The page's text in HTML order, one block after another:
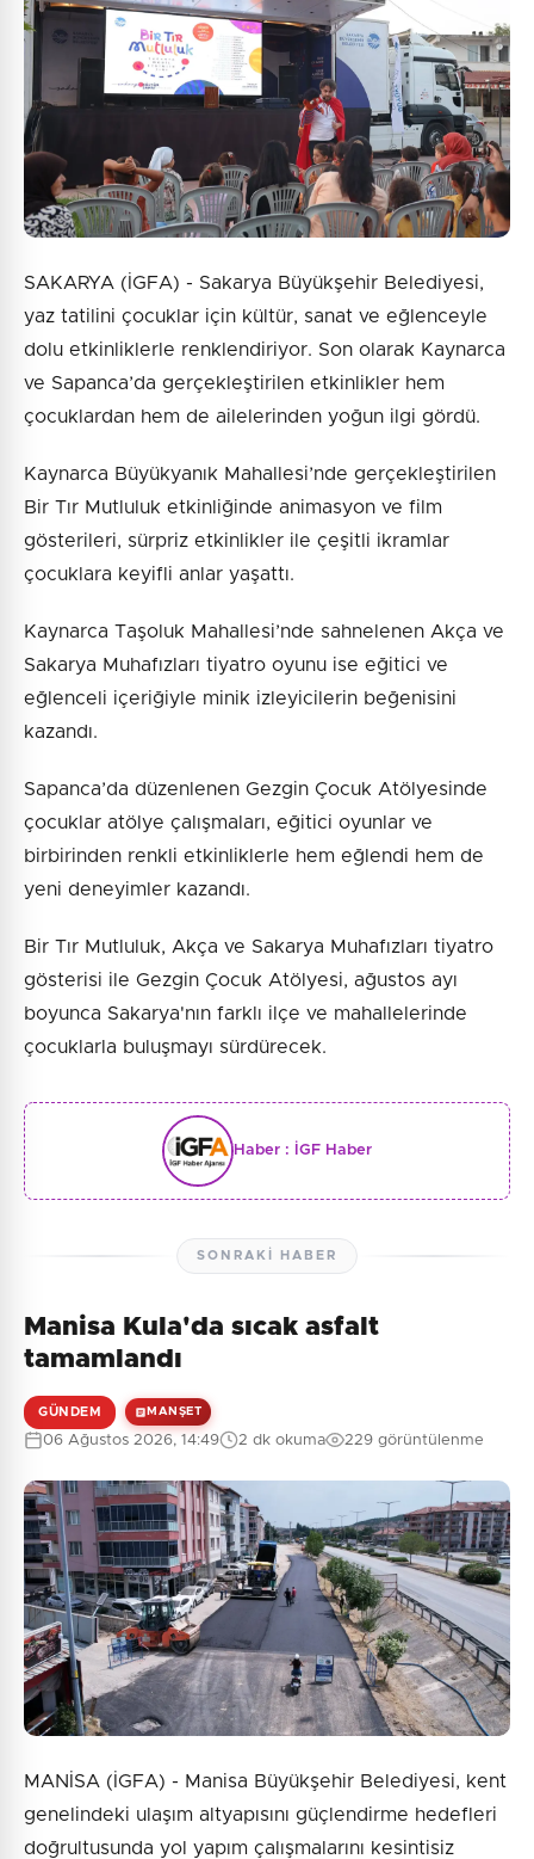
1 + 6 = ?
Gönder
SAKARYA (İGFA) - Sakarya Büyükşehir Belediyesi,
yaz tatilini çocuklar için kültür, sanat ve eğlenceyle
dolu etkinliklerle renklendiriyor. Son olarak Kaynarca
ve Sapanca’da gerçekleştirilen etkinlikler hem
çocuklardan hem de ailelerinden yoğun ilgi gördü.
Kaynarca Büyükyanık Mahallesi’nde gerçekleştirilen
Bir Tır Mutluluk etkinliğinde animasyon ve film
gösterileri, sürpriz etkinlikler ile çeşitli ikramlar
çocuklara keyifli anlar yaşattı.
Kaynarca Taşoluk Mahallesi’nde sahnelenen Akça ve
Sakarya Muhafızları tiyatro oyunu ise eğitici ve
eğlenceli içeriğiyle minik izleyicilerin beğenisini
kazandı.
Sapanca’da düzenlenen Gezgin Çocuk Atölyesinde
çocuklar atölye çalışmaları, eğitici oyunlar ve
birbirinden renkli etkinliklerle hem eğlendi hem de
yeni deneyimler kazandı.
Bir Tır Mutluluk, Akça ve Sakarya Muhafızları tiyatro
gösterisi ile Gezgin Çocuk Atölyesi, ağustos ayı
boyunca Sakarya'nın farklı ilçe ve mahallelerinde
çocuklarla buluşmayı sürdürecek.
Haber : İGF Haber
SONRAKI HABER
Manisa Kula'da sıcak asfalt
tamamlandı
GÜNDEM MANŞET
06 Ağustos 2026, 14:49 2 dk okuma 229 görüntülenme
MANİSA (İGFA) - Manisa Büyükşehir Belediyesi, kent
genelindeki ulaşım altyapısını güçlendirme hedefleri
doğrultusunda yol yapım çalışmalarını kesintisiz